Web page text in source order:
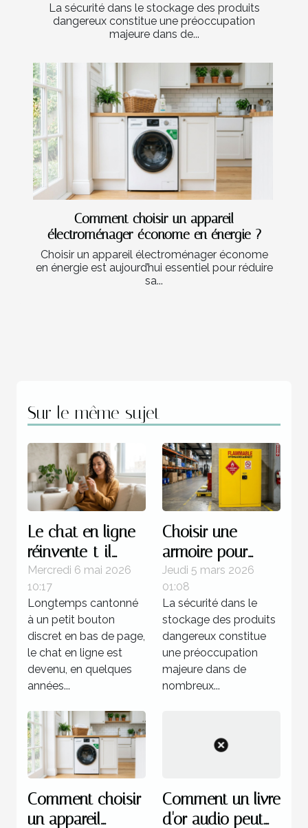
La sécurité dans le stockage des produits
dangereux constitue une préoccupation
majeure dans de...
Comment choisir un appareil
électroménager économe en énergie ?
Choisir un appareil électroménager économe
en énergie est aujourd’hui essentiel pour réduire
sa...
Sur le même sujet
Le chat en ligne
réinvente-t-il
vraiment
l’expérience
utilisateur ?
Mercredi 6 mai 2026
10:17
Longtemps cantonné
à un petit bouton
discret en bas de page,
le chat en ligne est
devenu, en quelques
années...
Choisir une
armoire pour
inflammables :
critères de
sécurité et
législation
Jeudi 5 mars 2026
01:08
La sécurité dans le
stockage des produits
dangereux constitue
une préoccupation
majeure dans de
nombreux...
Comment choisir
un appareil
Comment un livre
d'or audio peut